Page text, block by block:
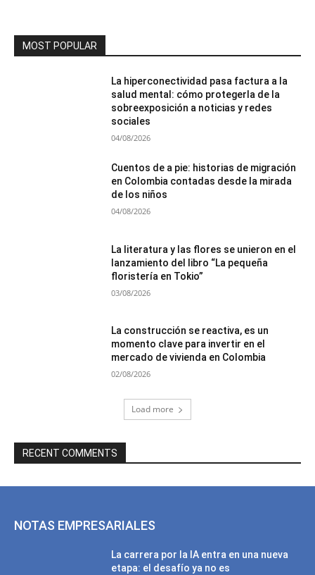
MOST POPULAR
La hiperconectividad pasa factura a la
salud mental: cómo protegerla de la
sobreexposición a noticias y redes
sociales
04/08/2026
Cuentos de a pie: historias de migración
en Colombia contadas desde la mirada
de los niños
04/08/2026
La literatura y las flores se unieron en el
lanzamiento del libro “La pequeña
floristería en Tokio”
03/08/2026
La construcción se reactiva, es un
momento clave para invertir en el
mercado de vivienda en Colombia
02/08/2026
Load more
RECENT COMMENTS
NOTAS EMPRESARIALES
La carrera por la IA entra en una nueva
etapa: el desafío ya no es